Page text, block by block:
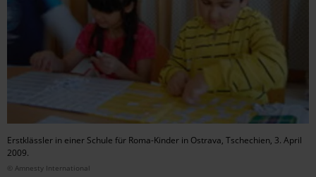
Erstklässler in einer Schule für Roma-Kinder in Ostrava, Tschechien, 3. April
2009.
© Amnesty International